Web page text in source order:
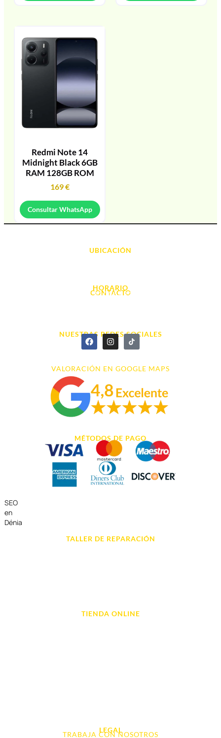
Redmi Note 14
Midnight Black 6GB
RAM 128GB ROM
169€
Consultar WhatsApp
UBICACIÓN
HORARIO
L. - S. 10:00h a 22:00h
CONTACTO
NUESTRAS REDES SOCIALES
VALORACIÓN EN GOOGLE MAPS
MÉTODOS DE PAGO
SEO
en
Dénia
TALLER DE REPARACIÓN
TIENDA ONLINE
LEGAL
TRABAJA CON NOSOTROS